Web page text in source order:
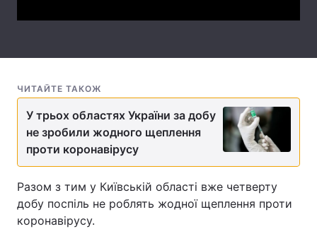
Послуги
ЧИТАЙТЕ ТАКОЖ
У трьох областях України за добу
не зробили жодного щеплення
проти коронавірусу
Разом з тим у Київській області вже четверту
добу поспіль не роблять жодної щеплення проти
коронавірусу.